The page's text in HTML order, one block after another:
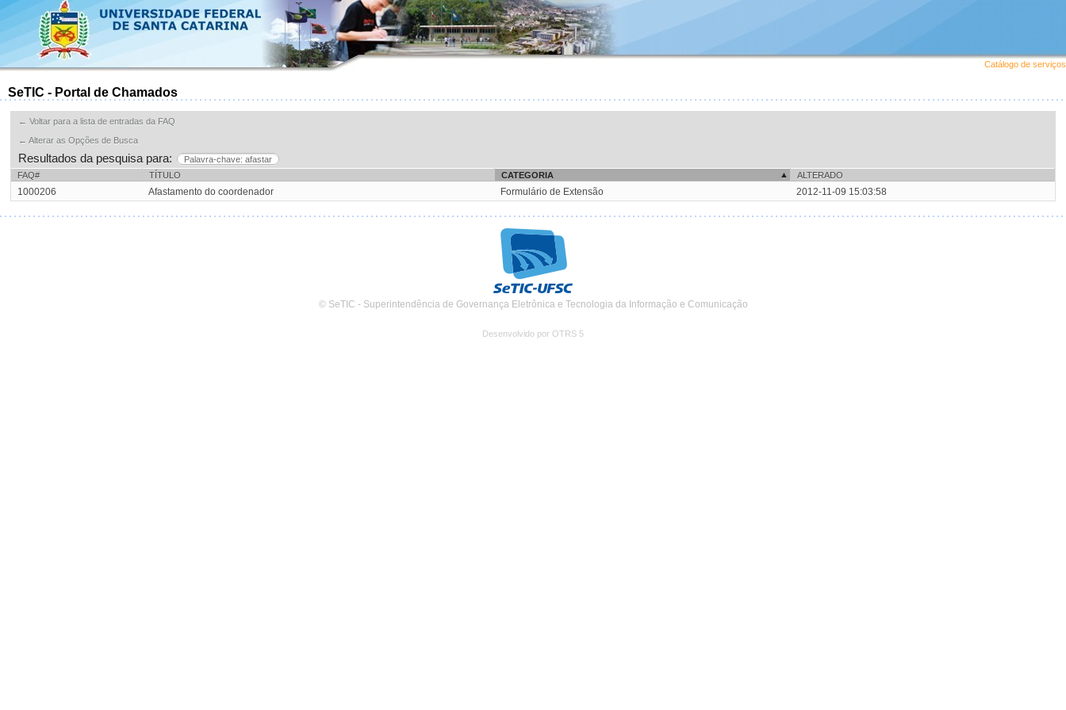
Catálogo de serviços
SeTIC - Portal de Chamados
← Voltar para a lista de entradas da FAQ
← Alterar as Opções de Busca
Resultados da pesquisa para:
Palavra-chave: afastar
FAQ#
TÍTULO CATEGORIA ALTERADO
1000206 Afastamento do coordenador Formulário de Extensão 2012-11-09 15:03:58
© SeTIC - Superintendência de Governança Eletrônica e Tecnologia da Informação e Comunicação
Desenvolvido por OTRS 5